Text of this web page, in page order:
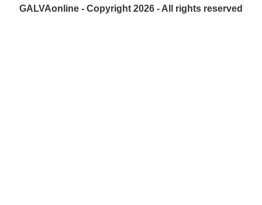
GALVAonline - Copyright 2026 - All rights reserved